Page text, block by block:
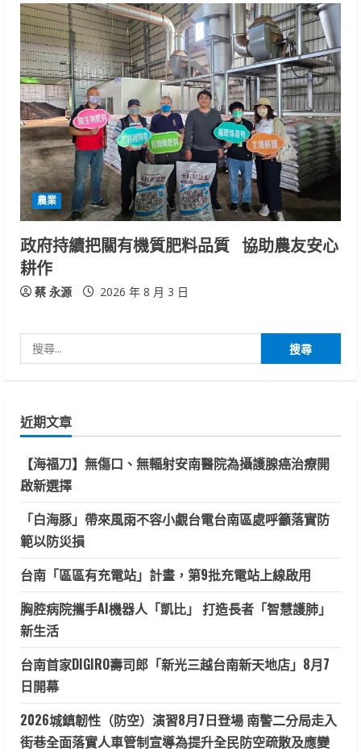
農業
政府持續把關有機質肥料品質 協助農友安心
耕作
蔡 永源 2026 年 8 月 3 日
尋
字:
近期文章
【海福刀】無傷口、無輻射安南醫院為攝護腺癌治療開
啟新選擇
「白海豚」帶來風雨不容小覷台電台南區處呼籲落實防
範以防災損
台南「區區有充電站」計畫，第9批充電站上線啟用
胸腔病院攜手AI機器人「凱比」 打造長者「智慧護肺」
新生活
台南首家DIGIRO壽司郎「新光三越台南新天地店」8月7
日開幕
2026城鎮韌性（防空）演習8月7日登場 南警二分局走入
街巷全面落實人車管制宣導為提升全民防空疏散及應變